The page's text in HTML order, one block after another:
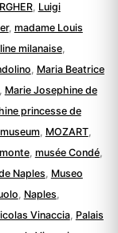
, Luigi
, madame Louis
milanaise,
, Maria Beatrice
Marie Josephine de
princesse de
, MOZART,
, musée Condé,
Naples, Museo
, Naples,
Vinaccia, Palais